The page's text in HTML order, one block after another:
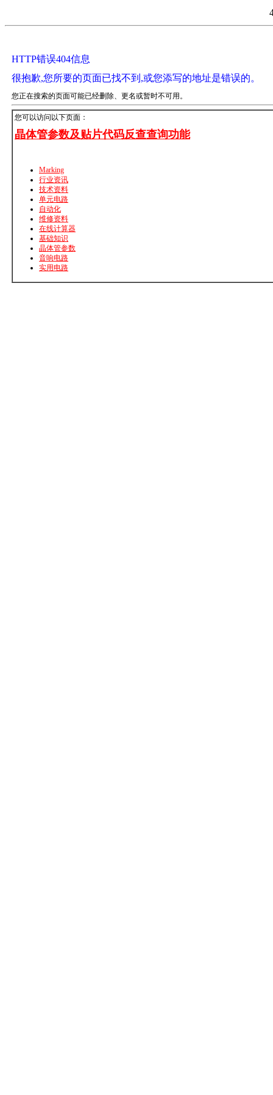
HTTP错误404信息
很抱歉,您所要的页面已找不到,或您添写的地址是错误的。
您正在搜索的页面可能已经删除、更名或暂时不可用。
您可以访问以下页面：
晶体管参数及贴片代码反查查询功能
Marking
行业资讯
技术资料
单元电路
自动化
维修资料
在线计算器
基础知识
晶体管参数
音响电路
实用电路